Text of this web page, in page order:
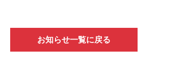
お知らせ一覧に戻る